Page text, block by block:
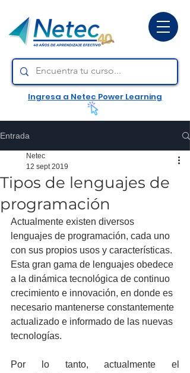
Ingresa a Netec Power Learning
Entrada
Tipos de lenguajes de
programación
Netec
12 sept 2019
Actualmente existen diversos
lenguajes de programación, cada uno
con sus propios usos y características.
Esta gran gama de lenguajes obedece
a la dinámica tecnológica de continuo
crecimiento e innovación, en donde es
necesario mantenerse constantemente
actualizado e informado de las nuevas
tecnologías.
Por lo tanto, actualmente el